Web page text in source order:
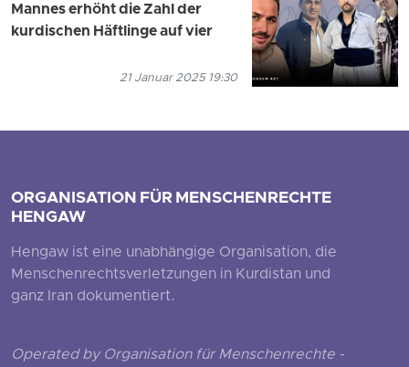
Mannes erhöht die Zahl der
kurdischen Häftlinge auf vier
21 Januar 2025 19:30
ORGANISATION FÜR MENSCHENRECHTE
HENGAW
Hengaw ist eine unabhängige Organisation, die
Menschenrechtsverletzungen in Kurdistan und
ganz Iran dokumentiert.
Operated by Organisation für Menschenrechte -